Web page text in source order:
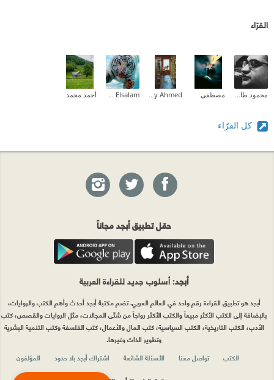
القرّاء
مصطفى أحمد محمد
كل القرّاء
حمّل تطبيق أبجد مجاناً
أبجد: أسلوب جديد للقراءة العربية
أبجد هو تطبيق القراءة رقم واحد في العالم العربي. تضم مكتبة أبجد أحدث وأهم الكتب والروايات،
بالإضافة إلى الكتب الأكثر مبيعاً والكتب الأكثر رواجاً من شتّى المجالات، مثل الروايات والقصص، كتب
الأدب، الكتب التاريخية، الكتب السياسية، كتب المال والأعمال، كتب الفلسفة وكتب التنمية البشرية
وتطوير الذات وغيرها.
الكتب
تواصل معنا الأسئلة الشائعة اشتراك أبجد بلا حدود
المؤلفون